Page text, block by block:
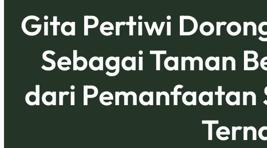
Gita Pertiwi
Sebagai Taman
dari Pemanfaatan